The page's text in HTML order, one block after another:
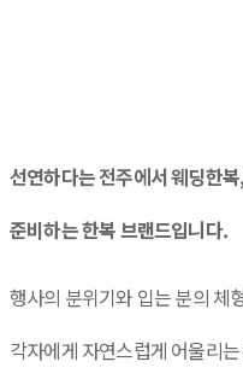
선연하다는 전주에서 웨딩한
준비하는 한복 브랜드입니다.
행사의 분위기와 입는 분의 체
각자에게 자연스럽게 어울리